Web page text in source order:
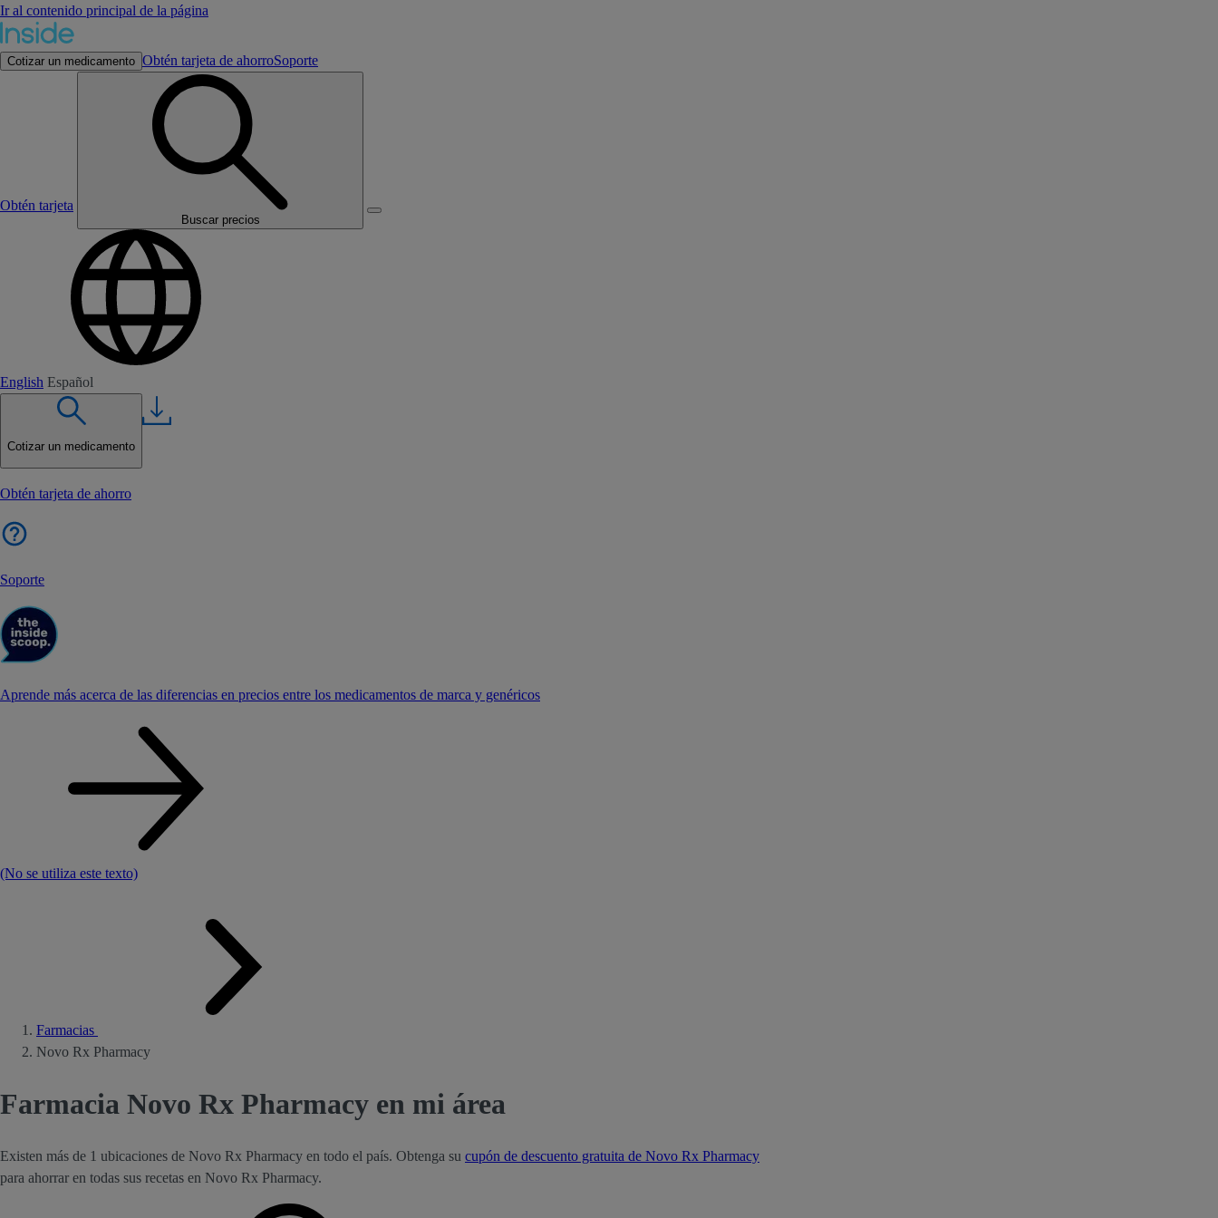
Ir al contenido principal de la página
Cotizar un medicamento Obtén tarjeta de ahorroSoporte
Obtén tarjeta
Buscar precios
English Español
Cotizar un medicamento
Obtén tarjeta de ahorro
Soporte
Aprende más acerca de las diferencias en precios entre los medicamentos de marca y genéricos
(No se utiliza este texto)
Farmacias
Novo Rx Pharmacy
Farmacia Novo Rx Pharmacy en mi área
Existen más de 1 ubicaciones de Novo Rx Pharmacy en todo el país. Obtenga su cupón de descuento gratuita de Novo Rx Pharmacy
para ahorrar en todas sus recetas en Novo Rx Pharmacy.